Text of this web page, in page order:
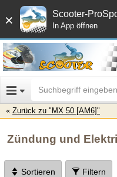
× Scooter-
In App öffnen
Zurück zu "MX 50 [AM6]"
Zündung und
Sortieren Filtern